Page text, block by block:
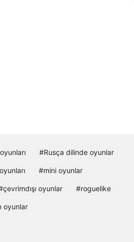
#Rusça dilinde oyunlar
#mini oyunlar
oyunlar #roguelike
oyunlar